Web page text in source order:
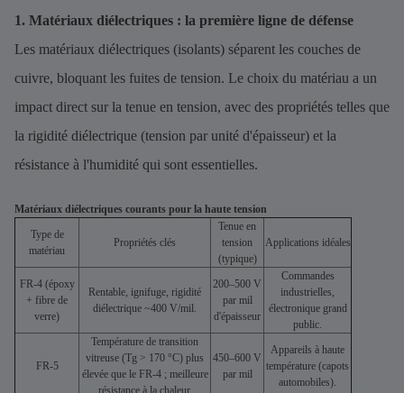
1. Matériaux diélectriques : la première ligne de défense
Les matériaux diélectriques (isolants) séparent les couches de
cuivre, bloquant les fuites de tension. Le choix du matériau a un
impact direct sur la tenue en tension, avec des propriétés telles que
la rigidité diélectrique (tension par unité d'épaisseur) et la
résistance à l'humidité qui sont essentielles.
Matériaux diélectriques courants pour la haute tension
Type de
matériau
Propriétés clés
Tenue en
tension
(typique)
Applications idéales
FR-4 (époxy
+ fibre de
verre)
Rentable, ignifuge, rigidité
diélectrique ~400 V/mil.
200–500 V
par mil
d'épaisseur
Commandes
industrielles,
électronique grand
public.
FR-5
Température de transition
vitreuse (Tg > 170 °C) plus
élevée que le FR-4 ; meilleure
résistance à la chaleur.
450–600 V
par mil
Appareils à haute
température (capots
automobiles).